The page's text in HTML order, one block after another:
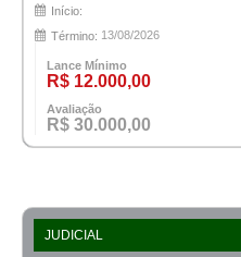
Início:
Término: 13/08/2026
Lance Mínimo
R$ 12.000,00
Avaliação
R$ 30.000,00
JUDICIAL